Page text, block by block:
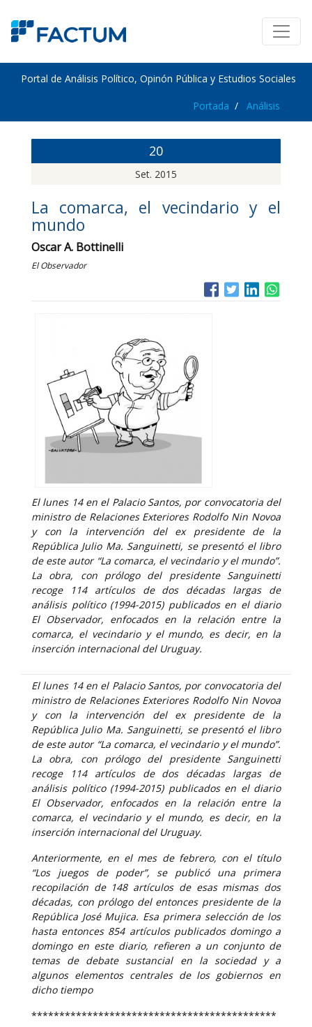
Portal de Análisis Político, Opinón Pública y Estudios Sociales
Portada Análisis
20
Set. 2015
La comarca, el vecindario y el
mundo
Oscar A. Bottinelli
El Observador
El lunes 14 en el Palacio Santos, por convocatoria del
ministro de Relaciones Exteriores Rodolfo Nin Novoa
y con la intervención del ex presidente de la
República Julio Ma. Sanguinetti, se presentó el libro
de este autor “La comarca, el vecindario y el mundo”.
La obra, con prólogo del presidente Sanguinetti
recoge 114 artículos de dos décadas largas de
análisis político (1994-2015) publicados en el diario
El Observador, enfocados en la relación entre la
comarca, el vecindario y el mundo, es decir, en la
inserción internacional del Uruguay.
El lunes 14 en el Palacio Santos, por convocatoria del
ministro de Relaciones Exteriores Rodolfo Nin Novoa
y con la intervención del ex presidente de la
República Julio Ma. Sanguinetti, se presentó el libro
de este autor “La comarca, el vecindario y el mundo”.
La obra, con prólogo del presidente Sanguinetti
recoge 114 artículos de dos décadas largas de
análisis político (1994-2015) publicados en el diario
El Observador, enfocados en la relación entre la
comarca, el vecindario y el mundo, es decir, en la
inserción internacional del Uruguay.
Anteriormente, en el mes de febrero, con el título
“Los juegos de poder”, se publicó una primera
recopilación de 148 artículos de esas mismas dos
décadas, con prólogo del entonces presidente de la
República José Mujica. Esa primera selección de los
hasta entonces 854 artículos publicados domingo a
domingo en este diario, refieren a un conjunto de
temas de debate sustancial en la sociedad y a
algunos elementos centrales de los gobiernos en
dicho tiempo
********************************************